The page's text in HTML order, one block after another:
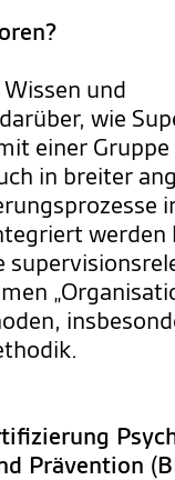
und
wie
einer
in breiter
werden
Prävention